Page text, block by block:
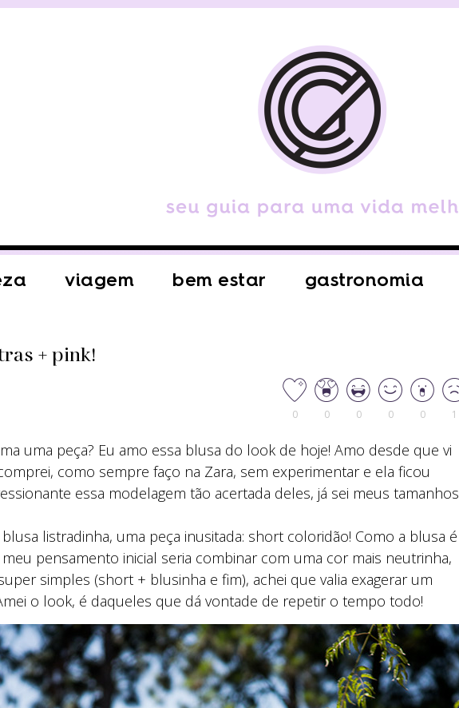
viagem bem estar gastronomia
+ pink!
0 0 0 0 0 1
uma peça? Eu amo essa blusa do look de hoje! Amo desde que vi
como sempre faço na Zara, sem experimentar e ela ficou
essa modelagem tão acertada deles, já sei meus tamanhos
listradinha, uma peça inusitada: short coloridão! Como a blusa é
pensamento inicial seria combinar com uma cor mais neutrinha,
simples (short + blusinha e fim), achei que valia exagerar um
o look, é daqueles que dá vontade de repetir o tempo todo!